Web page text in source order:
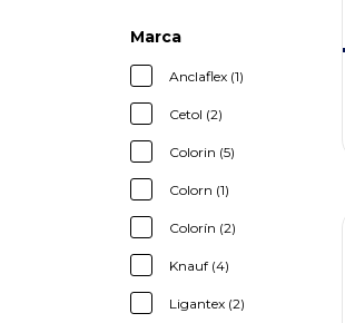
Marca
Anclaflex (1)
Cetol (2)
Colorin (5)
Colorn (1)
Colorín (2)
Knauf (4)
Ligantex (2)